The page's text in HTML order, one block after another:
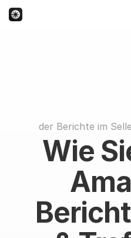
der Berichte im
Wie